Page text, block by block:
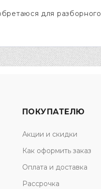
для разборного
ПОКУПАТЕЛЮ
Акции и скидки
Как оформить заказ
Оплата и доставка
Рассрочка